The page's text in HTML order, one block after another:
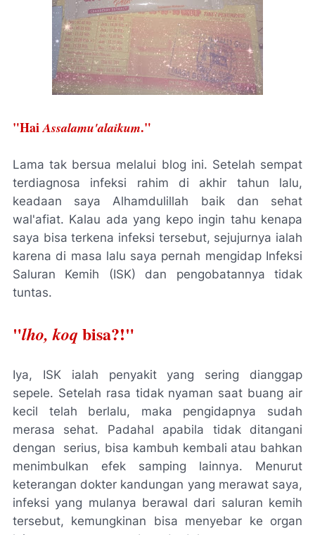
"HaiAssalamu'alaikum."
Lama tak bersua melalui blog ini. Setelah sempat
terdiagnosa infeksi rahim di akhir tahun lalu,
keadaan sayaAlhamdulillah baik dan sehat
wal'afiat. Kalau ada yang kepo ingin tahu kenapa
saya bisa terkena infeksi tersebut, sejujurnya ialah
karena di masa lalu saya pernah mengidap Infeksi
Saluran Kemih (ISK) dan pengobatannya tidak
tuntas.
"lho, koqbisa?!"
Iya, ISK ialah penyakit yang sering dianggap
sepele. Setelah rasa tidak nyaman saat buang air
kecil telah berlalu, maka pengidapnya sudah
merasa sehat. Padahal apabila tidak ditangani
dengan serius, bisa kambuh kembali atau bahkan
menimbulkan efek samping lainnya. Menurut
keterangan dokter kandungan yang merawat saya,
infeksi yang mulanya berawal dari saluran kemih
tersebut, kemungkinan bisa menyebar ke organ